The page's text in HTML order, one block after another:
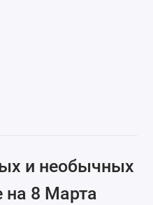
и необычных
на 8 Марта